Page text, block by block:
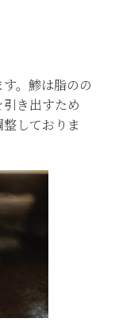
。鯵は脂のの
き出すため
しておりま